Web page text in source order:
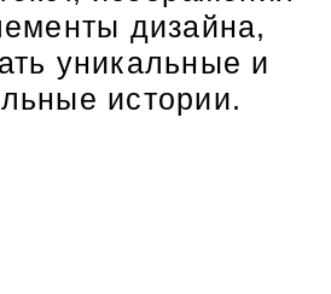
дизайна,
уникальные и
истории.